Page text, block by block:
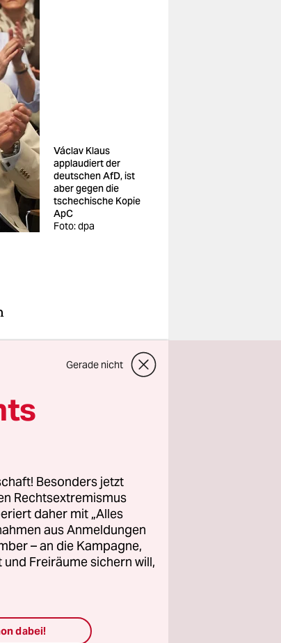
Václav Klaus
applaudiert der
deutschen AfD, ist
aber gegen die
tschechische Kopie
ApC
Foto: dpa
die
Gerade nicht
Besonders jetzt
Rechtsextremismus
daher mit „Alles
aus Anmeldungen
– an die Kampagne,
Freiräume sichern will,
dabei!